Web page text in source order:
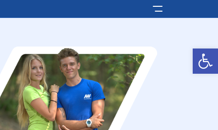
Otwórz pasek narzędzi
Pokaż/ukryj